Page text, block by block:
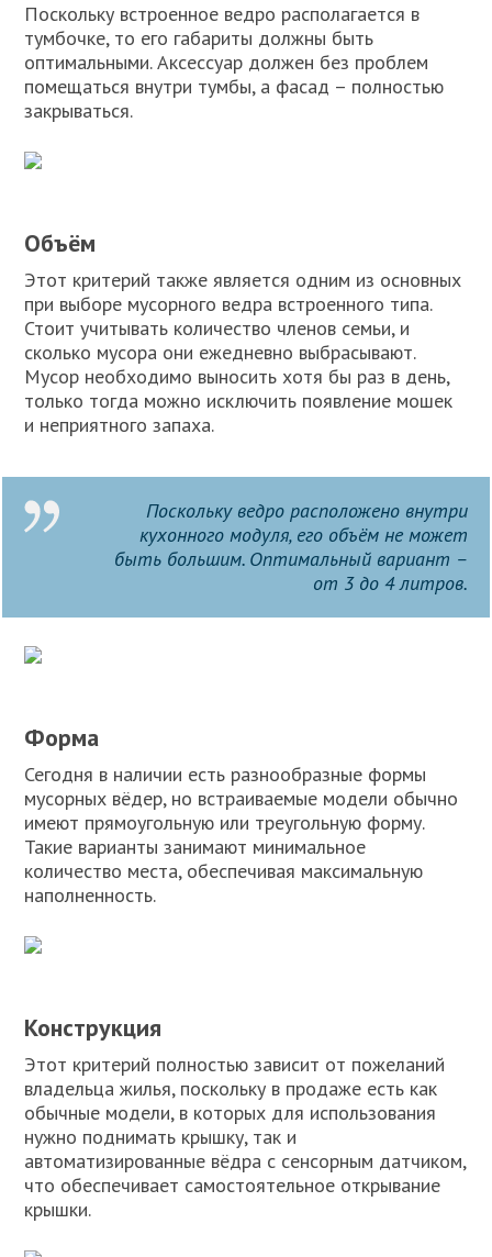
Поскольку встроенное ведро располагается в
тумбочке, то его габариты должны быть
оптимальными. Аксессуар должен без проблем
помещаться внутри тумбы, а фасад – полностью
закрываться.
Объём
Этот критерий также является одним из основных
при выборе мусорного ведра встроенного типа.
Стоит учитывать количество членов семьи, и
сколько мусора они ежедневно выбрасывают.
Мусор необходимо выносить хотя бы раз в день,
только тогда можно исключить появление мошек
и неприятного запаха.
Поскольку ведро расположено внутри
кухонного модуля, его объём не может
быть большим. Оптимальный вариант –
от 3 до 4 литров.
Форма
Сегодня в наличии есть разнообразные формы
мусорных вёдер, но встраиваемые модели обычно
имеют прямоугольную или треугольную форму.
Такие варианты занимают минимальное
количество места, обеспечивая максимальную
наполненность.
Конструкция
Этот критерий полностью зависит от пожеланий
владельца жилья, поскольку в продаже есть как
обычные модели, в которых для использования
нужно поднимать крышку, так и
автоматизированные вёдра с сенсорным датчиком,
что обеспечивает самостоятельное открывание
крышки.